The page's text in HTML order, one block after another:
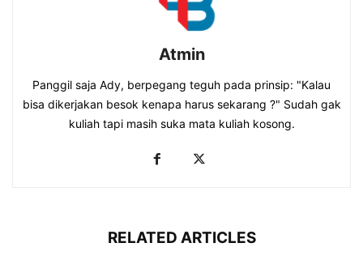
Atmin
Panggil saja Ady, berpegang teguh pada prinsip: "Kalau
bisa dikerjakan besok kenapa harus sekarang ?" Sudah gak
kuliah tapi masih suka mata kuliah kosong.
RELATED ARTICLES